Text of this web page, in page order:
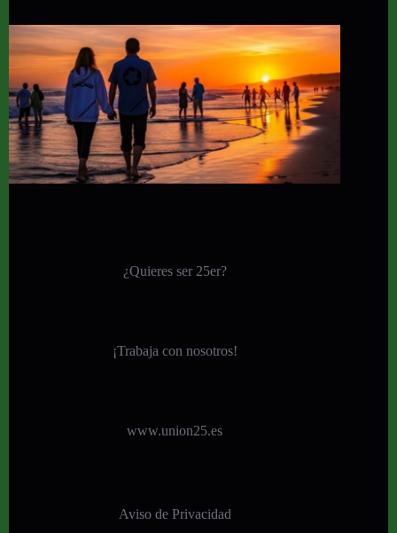
¿Quieres ser 25er?
¡Trabaja con nosotros!
www.union25.es
Aviso de Privacidad